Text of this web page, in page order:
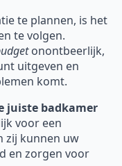
te plannen, is het
te volgen.
onontbeerlijk,
uitgeven en
komt.
juiste badkamer
voor een
zij kunnen uw
en zorgen voor